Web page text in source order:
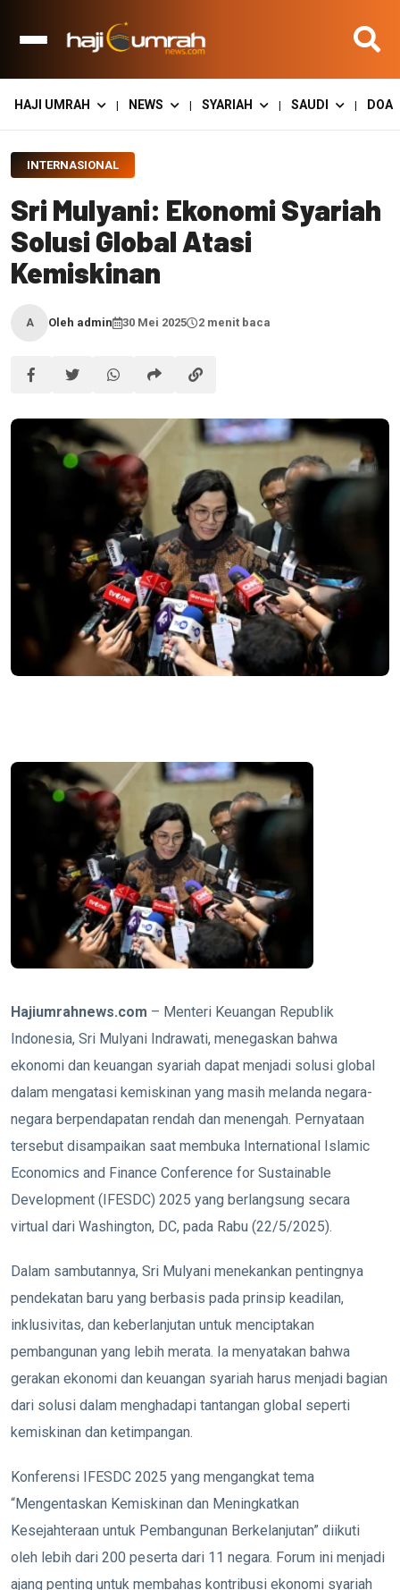
HAJI UMRAH | NEWS | SYARIAH | SAUDI | DOA
INTERNASIONAL
Sri Mulyani: Ekonomi Syariah
Solusi Global Atasi
Kemiskinan
A Oleh admin 30 Mei 2025 2 menit baca
Hajiumrahnews.com – Menteri Keuangan Republik
Indonesia, Sri Mulyani Indrawati, menegaskan bahwa
ekonomi dan keuangan syariah dapat menjadi solusi global
dalam mengatasi kemiskinan yang masih melanda negara-
negara berpendapatan rendah dan menengah. Pernyataan
tersebut disampaikan saat membuka International Islamic
Economics and Finance Conference for Sustainable
Development (IFESDC) 2025 yang berlangsung secara
virtual dari Washington, DC, pada Rabu (22/5/2025).
Dalam sambutannya, Sri Mulyani menekankan pentingnya
pendekatan baru yang berbasis pada prinsip keadilan,
inklusivitas, dan keberlanjutan untuk menciptakan
pembangunan yang lebih merata. Ia menyatakan bahwa
gerakan ekonomi dan keuangan syariah harus menjadi bagian
dari solusi dalam menghadapi tantangan global seperti
kemiskinan dan ketimpangan.
Konferensi IFESDC 2025 yang mengangkat tema
“Mengentaskan Kemiskinan dan Meningkatkan
Kesejahteraan untuk Pembangunan Berkelanjutan” diikuti
oleh lebih dari 200 peserta dari 11 negara. Forum ini menjadi
ajang penting untuk membahas kontribusi ekonomi syariah